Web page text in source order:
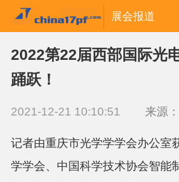
展会报道
2022第22届西部国际光
踊跃！
2021-12-21 10:10:51 来源
记者由重庆市光学学学会办公室
学学会、中国科学技术协会智能